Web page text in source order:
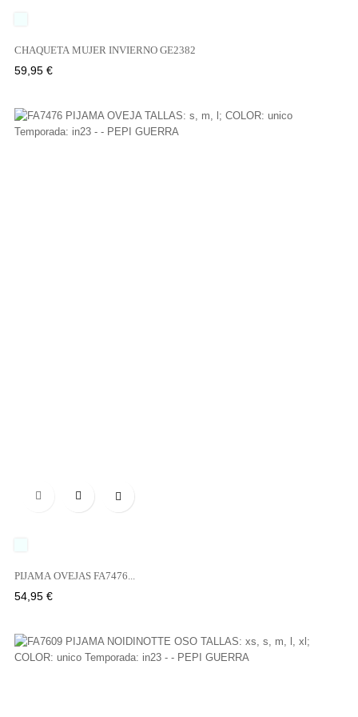
CHAQUETA MUJER INVIERNO GE2382
Precio
59,95 €

PIJAMA OVEJAS FA7476...
Precio
54,95 €